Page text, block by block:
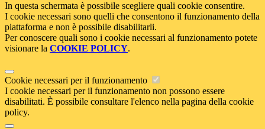
In questa schermata è possibile scegliere quali cookie consentire.
I cookie necessari sono quelli che consentono il funzionamento della
piattaforma e non è possibile disabilitarli.
Per conoscere quali sono i cookie necessari al funzionamento potete
visionare la COOKIE POLICY.
Cookie necessari per il funzionamento
I cookie necessari per il funzionamento non possono essere
disabilitati. È possibile consultare l'elenco nella pagina della cookie
policy.